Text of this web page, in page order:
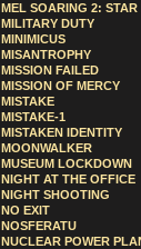
MEL SOARING 2:
MILITARY DUTY
MINIMICUS
MISANTROPHY
MISSION FAILED
MISSION OF MERCY
MISTAKE
MISTAKE-1
MISTAKEN IDENTITY
MOONWALKER
MUSEUM LOCKDOWN
NIGHT AT THE OFFICE
NIGHT SHOOTING
NO EXIT
NOSFERATU
NUCLEAR POWER